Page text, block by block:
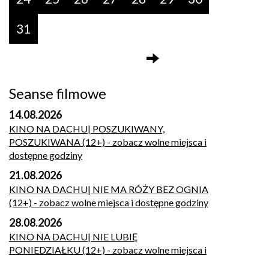
31
Seanse filmowe
14.08.2026
KINO NA DACHU| POSZUKIWANY,
POSZUKIWANA (12+) - zobacz wolne miejsca i
dostępne godziny
21.08.2026
KINO NA DACHU| NIE MA RÓŻY BEZ OGNIA
(12+) - zobacz wolne miejsca i dostępne godziny
28.08.2026
KINO NA DACHU| NIE LUBIĘ
PONIEDZIAŁKU (12+) - zobacz wolne miejsca i